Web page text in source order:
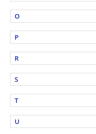
O
P
R
S
T
U